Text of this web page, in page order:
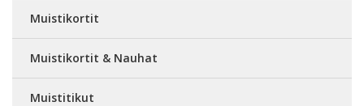
Muistikortit
Muistikortit & Nauhat
Muistitikut